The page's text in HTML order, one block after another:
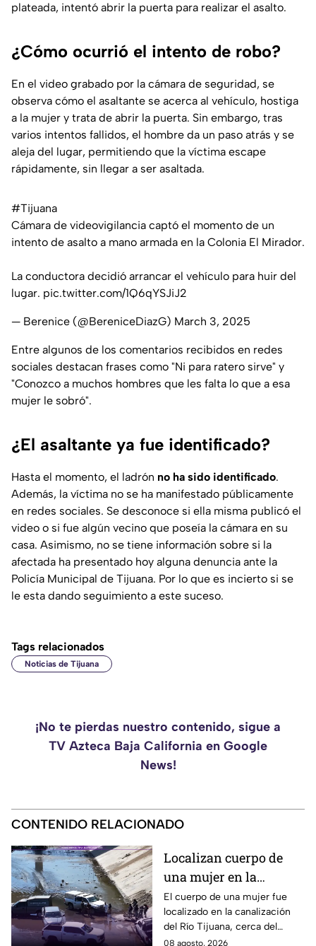
plateada, intentó abrir la puerta para realizar el asalto.
¿Cómo ocurrió el intento de robo?
En el video grabado por la cámara de seguridad, se
observa cómo el asaltante se acerca al vehículo, hostiga
a la mujer y trata de abrir la puerta. Sin embargo, tras
varios intentos fallidos, el hombre da un paso atrás y se
aleja del lugar, permitiendo que la víctima escape
rápidamente, sin llegar a ser asaltada.
#Tijuana
Cámara de videovigilancia captó el momento de un
intento de asalto a mano armada en la Colonia El Mirador.
La conductora decidió arrancar el vehículo para huir del
lugar. pic.twitter.com/1Q6qYSJiJ2
— Berenice (@BereniceDiazG) March 3, 2025
Entre algunos de los comentarios recibidos en redes
sociales destacan frases como "Ni para ratero sirve" y
"Conozco a muchos hombres que les falta lo que a esa
mujer le sobró".
¿El asaltante ya fue identificado?
Hasta el momento, el ladrón no ha sido identificado.
Además, la víctima no se ha manifestado públicamente
en redes sociales. Se desconoce si ella misma publicó el
video o si fue algún vecino que poseía la cámara en su
casa. Asimismo, no se tiene información sobre si la
afectada ha presentado hoy alguna denuncia ante la
Policía Municipal de Tijuana. Por lo que es incierto si se
le esta dando seguimiento a este suceso.
Tags relacionados
Noticias de Tijuana
¡No te pierdas nuestro contenido, sigue a
TV Azteca Baja California en Google
News!
CONTENIDO RELACIONADO
Localizan cuerpo de
una mujer en la
canalización del Río
Tijuana; presentaba
quemaduras
El cuerpo de una mujer fue
localizado en la canalización
del Río Tijuana, cerca del
cruce fronterizo, durante la
08 agosto, 2026